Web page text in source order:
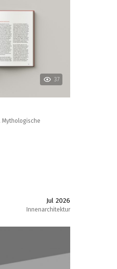
37
Mythologische
Jul 2026
Innenarchitektur